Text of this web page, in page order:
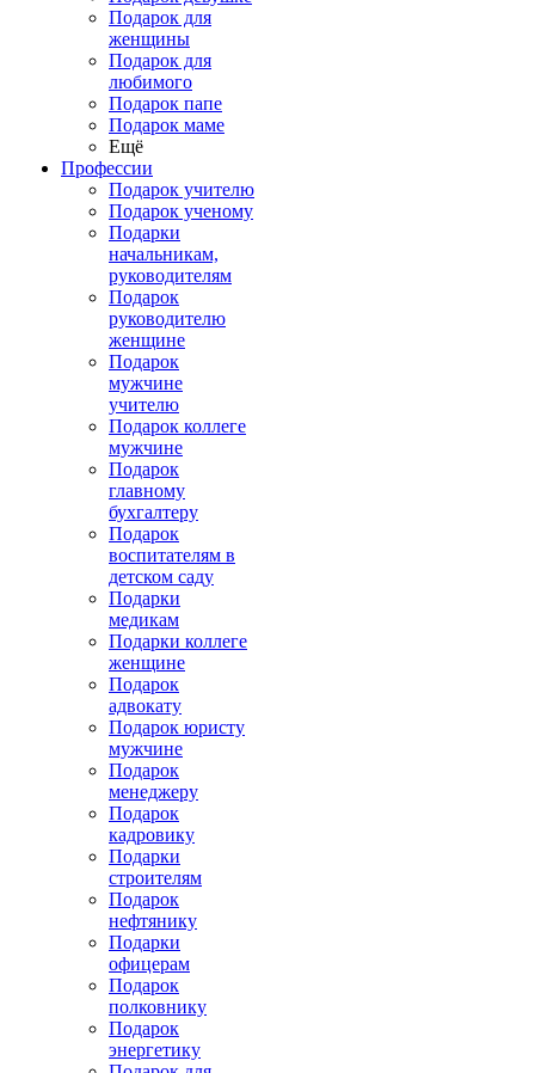
Подарок для
женщины
Подарок для
любимого
Подарок папе
Подарок маме
Ещё
Профессии
Подарок учителю
Подарок ученому
Подарки
начальникам,
руководителям
Подарок
руководителю
женщине
Подарок
мужчине
учителю
Подарок коллеге
мужчине
Подарок
главному
бухгалтеру
Подарок
воспитателям в
детском саду
Подарки
медикам
Подарки коллеге
женщине
Подарок
адвокату
Подарок юристу
мужчине
Подарок
менеджеру
Подарок
кадровику
Подарки
строителям
Подарок
нефтянику
Подарки
офицерам
Подарок
полковнику
Подарок
энергетику